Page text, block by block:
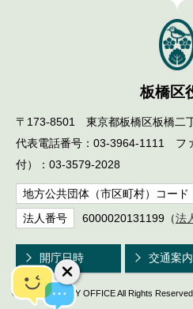
板橋区
〒173-8501 東京都板橋区板橋二
代表電話番号：03-3964-1111 フ
付）：03-3579-2028
地方公共団体（市区町村）コード
法人番号 6000020131199（法
開庁日時 交通案内
© ITABASHI CITY OFFICE All Rights